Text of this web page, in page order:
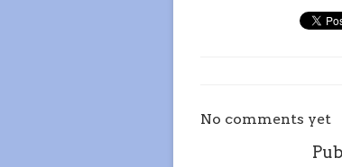
No comments yet